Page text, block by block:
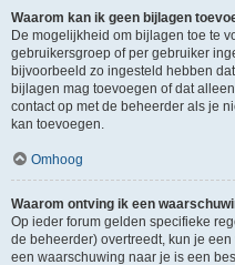
Waarom kan ik geen bijlagen
De mogelijkheid om bijlagen toe te
gebruikersgroep of per gebruiker
bijvoorbeeld zo ingesteld hebben
bijlagen mag toevoegen of dat
contact op met de beheerder als je
kan toevoegen.
Omhoog
Waarom ontving ik een
Op ieder forum gelden specifieke
de beheerder) overtreedt, kun je
een waarschuwing naar je is een